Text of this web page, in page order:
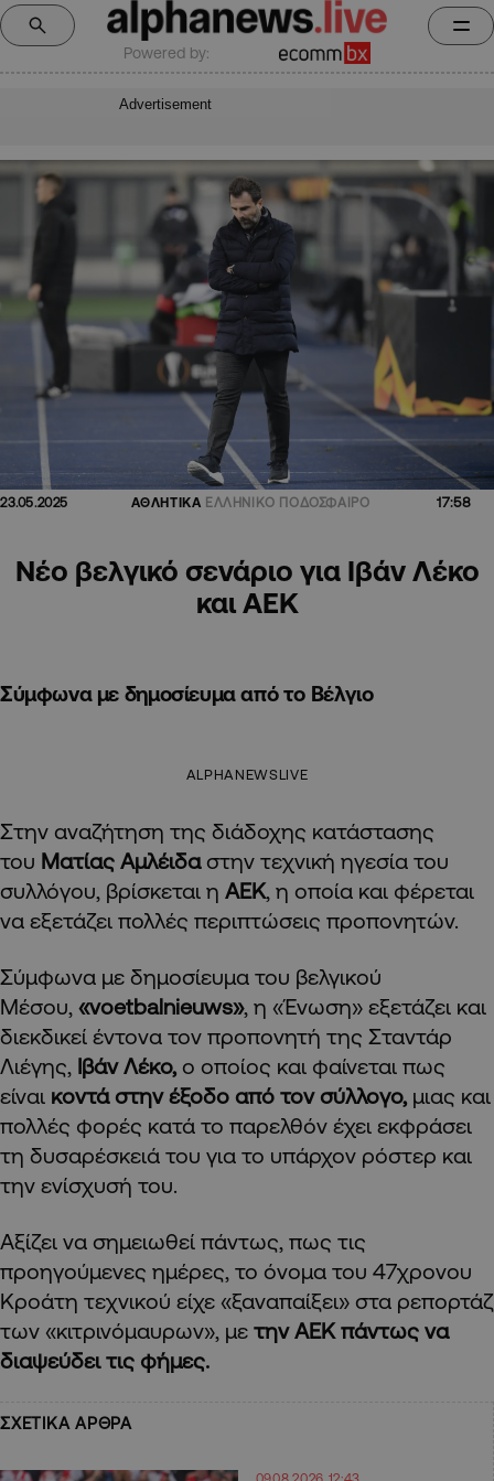
Powered by:
Advertisement
23.05.2025 ΑΘΛΗΤΙΚΑ ΕΛΛΗΝΙΚΟ ΠΟΔΟΣΦΑΙΡΟ 17:58
Νέο βελγικό σενάριο για Ιβάν Λέκο
και ΑΕΚ
Σύμφωνα με δημοσίευμα από το Βέλγιο
ALPHANEWSLIVE
Στην αναζήτηση της διάδοχης κατάστασης
του Ματίας Αμλέιδαστην τεχνική ηγεσία του
συλλόγου, βρίσκεται η ΑΕΚ, η οποία και φέρεται
να εξετάζει πολλές περιπτώσεις προπονητών.
Σύμφωνα με δημοσίευμα του βελγικού
Μέσου, «voetbalnieuws», η «Ένωση» εξετάζει και
διεκδικεί έντονα τον προπονητή της Σταντάρ
Λιέγης, Ιβάν Λέκο, ο οποίος και φαίνεται πως
είναι κοντά στην έξοδο από τον σύλλογο, μιας και
πολλές φορές κατά το παρελθόν έχει εκφράσει
τη δυσαρέσκειά του για το υπάρχον ρόστερ και
την ενίσχυσή του.
Αξίζει να σημειωθεί πάντως, πως τις
προηγούμενες ημέρες, το όνομα του 47χρονου
Κροάτη τεχνικού είχε «ξαναπαίξει» στα ρεπορτάζ
των «κιτρινόμαυρων», με την ΑΕΚ πάντως να
διαψεύδει τις φήμες.
ΣΧΕΤΙΚΑ ΑΡΘΡΑ